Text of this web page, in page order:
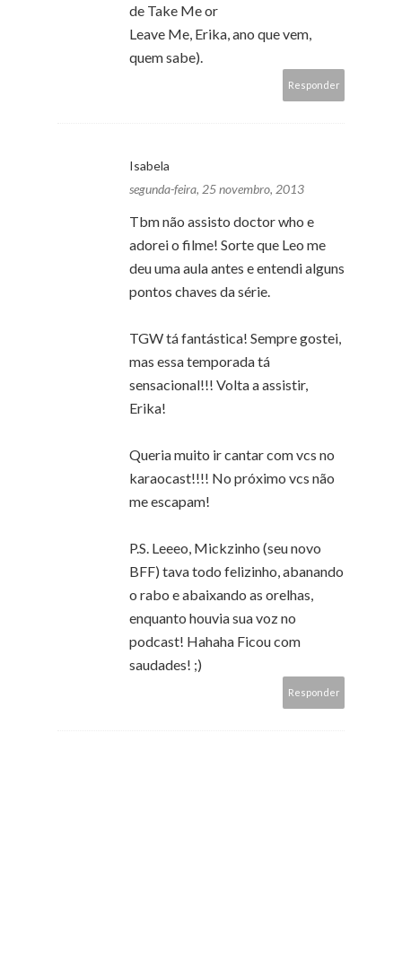
de Take Me or
Leave Me, Erika, ano que vem,
quem sabe).
Responder
Isabela
segunda-feira, 25 novembro, 2013
Tbm não assisto doctor who e
adorei o filme! Sorte que Leo me
deu uma aula antes e entendi alguns
pontos chaves da série.
TGW tá fantástica! Sempre gostei,
mas essa temporada tá
sensacional!!! Volta a assistir,
Erika!
Queria muito ir cantar com vcs no
karaocast!!!! No próximo vcs não
me escapam!
P.S. Leeeo, Mickzinho (seu novo
BFF) tava todo felizinho, abanando
o rabo e abaixando as orelhas,
enquanto houvia sua voz no
podcast! Hahaha Ficou com
saudades! ;)
Responder